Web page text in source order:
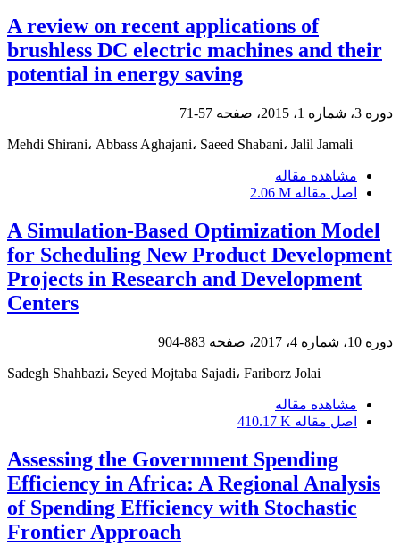
A review on recent applications of
brushless DC electric machines and their
potential in energy saving
دوره 3، شماره 1، 2015، صفحه 57-71
Mehdi Shirani، Abbass Aghajani، Saeed Shabani، Jalil Jamali
مشاهده مقاله
اصل مقاله 2.06 M
A Simulation-Based Optimization Model
for Scheduling New Product Development
Projects in Research and Development
Centers
دوره 10، شماره 4، 2017، صفحه 883-904
Sadegh Shahbazi، Seyed Mojtaba Sajadi، Fariborz Jolai
مشاهده مقاله
اصل مقاله 410.17 K
Assessing the Government Spending
Efficiency in Africa: A Regional Analysis
of Spending Efficiency with Stochastic
Frontier Approach